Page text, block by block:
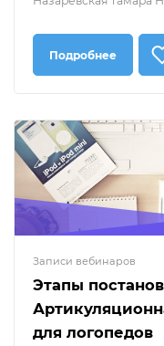
Подробнее
Записи вебинаров
Этапы
для логопедов